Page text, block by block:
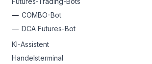
COMBO-Bot
DCA Futures-Bot
KI-Assistent
Handelsterminal